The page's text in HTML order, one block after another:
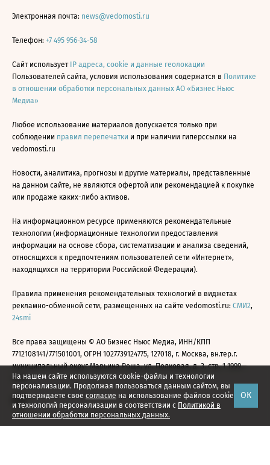
На нашем сайте используются cookie-файлы и технологии
персонализации. Продолжая пользоваться данным сайтом, вы
подтверждаете свое согласие на использование файлов cookie
и технологий персонализации в соответствии с Политикой в
отношении обработки персональных данных.
ОК
Электронная почта: news@vedomosti.ru
Телефон: +7 495 956-34-58
Сайт использует IP адреса, cookie и данные геолокации
Пользователей сайта, условия использования содержатся в Политике
в отношении обработки персональных данных АО «Бизнес Ньюс
Медиа»
Любое использование материалов допускается только при
соблюдении правил перепечатки и при наличии гиперссылки на
vedomosti.ru
Новости, аналитика, прогнозы и другие материалы, представленные
на данном сайте, не являются офертой или рекомендацией к покупке
или продаже каких-либо активов.
На информационном ресурсе применяются рекомендательные
технологии (информационные технологии предоставления
информации на основе сбора, систематизации и анализа сведений,
относящихся к предпочтениям пользователей сети «Интернет»,
находящихся на территории Российской Федерации).
Правила применения рекомендательных технологий в виджетах
рекламно-обменной сети, размещенных на сайте vedomosti.ru: СМИ2,
24smi
Все права защищены © АО Бизнес Ньюс Медиа, ИНН/КПП
7712108141/771501001, ОГРН 1027739124775, 127018, г. Москва, вн.тер.г.
муниципальный округ Марьина Роща, ул. Полковая, д. 3, стр. 1 1999—
2026